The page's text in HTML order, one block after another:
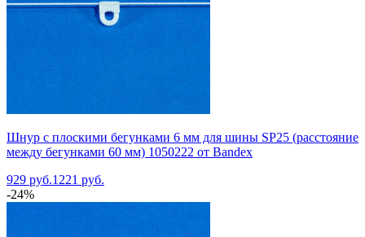
Шнур с плоскими бегунками 6 мм для шины SP25 (расстояние
между бегунками 60 мм) 1050222 от Bandex
929 руб.1221 руб.
-24%